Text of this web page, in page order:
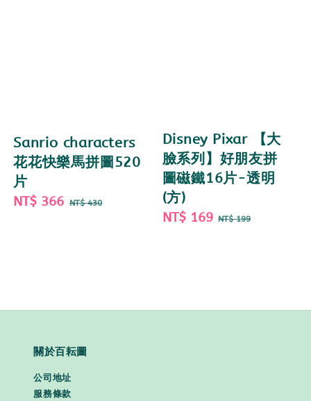
Sanrio characters
花花快樂馬拼圖520
片
Sale
NT$ 366 Regular
NT$ 430
Disney Pixar 【大
臉系列】好朋友拼
圖磁鐵16片-透明
(方)
Sale
NT$ 169 Regular
NT$ 199
關於百耘圖
公司地址
服務條款